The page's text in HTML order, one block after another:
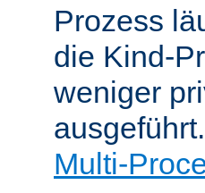
Prozess
die Kind-
weniger
Multi-